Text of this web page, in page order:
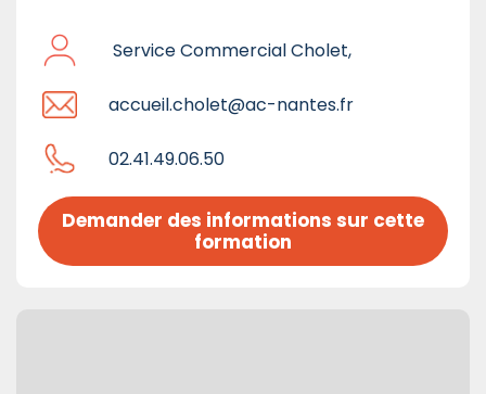
Service Commercial Cholet,
accueil.cholet@ac-nantes.fr
02.41.49.06.50
Demander des informations sur cette
formation